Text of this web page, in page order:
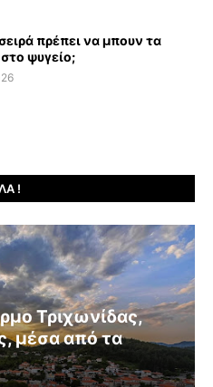
πρέπει να μπουν τα
ψυγείο;
!
Τριχωνίδας,
μέσα από τα